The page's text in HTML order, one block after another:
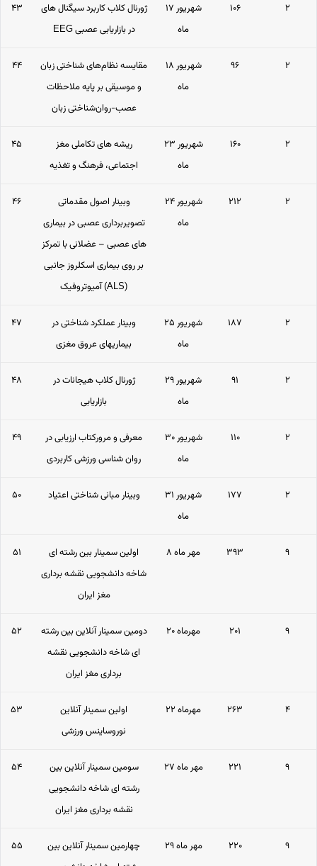
۴۳
ژورنال کلاب کاربرد سیگنال های
EEG در بازاریابی عصبی
۱۷ شهریور
ماه
۱۰۶ ۲
۴۴
مقایسه نظام‌های شناختی زبان
و موسیقی بر پایه ملاحظات
عصب-روان‌شناختی زبان
۱۸ شهریور
ماه
۹۶ ۲
۴۵
ریشه های تکاملی مغز
اجتماعی، فرهنگ و تغذیه
۲۳ شهریور
ماه
۱۶۰ ۲
۴۶
وبینار اصول مقدماتی
تصویربرداری عصبی در بیماری
های عصبی – عضلانی با تمرکز
بر روی بیماری اسکلروز جانبی
آمیوتروفیک (ALS)
۲۴ شهریور
ماه
۲۱۲ ۲
۴۷
وبینار عملکرد شناختی در
بیماریهای عروق مغزی
۲۵ شهریور
ماه
۱۸۷ ۲
۴۸
ژورنال کلاب هیجانات در
بازاریابی
۲۹ شهریور
ماه
۹۱ ۲
۴۹
معرفی و مرورکتاب ارزیابی در
روان شناسی ورزشی کاربردی
۳۰ شهریور
ماه
۱۱۰ ۲
۵۰ وبینار مبانی شناختی اعتیاد
۳۱ شهریور
ماه
۱۷۷ ۲
۵۱
اولین سمینار بین رشته ای
شاخه دانشجویی نقشه برداری
مغز ایران
۸ مهر ماه ۳۹۳ ۹
۵۲
دومین سمینار آنلاین بین رشته
ای شاخه دانشجویی نقشه
برداری مغز ایران
۲۰ مهرماه ۲۰۱ ۹
۵۳
اولین سمینار آنلاین
نوروساینس ورزشی
۲۲ مهرماه ۲۶۳ ۴
۵۴
سومین سمینار آنلاین بین
رشته ای شاخه دانشجویی
نقشه برداری مغز ایران
۲۷ مهر ماه ۲۲۱ ۹
۵۵
چهارمین سمینار آنلاین بین
۲۹ مهر ماه ۲۲۰ ۹